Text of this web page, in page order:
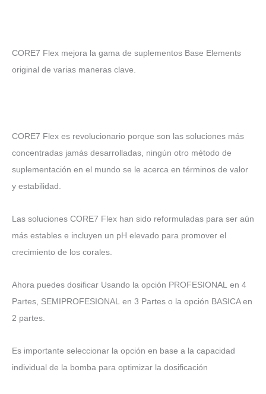
CORE7 Flex mejora la gama de suplementos Base Elements
original de varias maneras clave.
CORE7 Flex es revolucionario porque son las soluciones más
concentradas jamás desarrolladas, ningún otro método de
suplementación en el mundo se le acerca en términos de valor
y estabilidad.
Las soluciones CORE7 Flex han sido reformuladas para ser aún
más estables e incluyen un pH elevado para promover el
crecimiento de los corales.
Ahora puedes dosificar Usando la opción PROFESIONAL en 4
Partes, SEMIPROFESIONAL en 3 Partes o la opción BASICA en
2 partes.
Es importante seleccionar la opción en base a la capacidad
individual de la bomba para optimizar la dosificación